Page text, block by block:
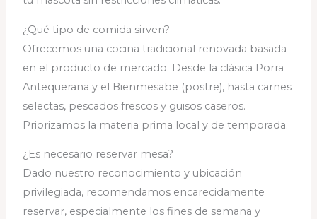
¿Qué tipo de comida sirven?
Ofrecemos una cocina tradicional renovada basada
en el producto de mercado. Desde la clásica Porra
Antequerana y el Bienmesabe (postre), hasta carnes
selectas, pescados frescos y guisos caseros.
Priorizamos la materia prima local y de temporada.
¿Es necesario reservar mesa?
Dado nuestro reconocimiento y ubicación
privilegiada, recomendamos encarecidamente
reservar, especialmente los fines de semana y